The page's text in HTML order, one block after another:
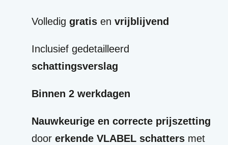
Volledig gratis en vrijblijvend
Inclusief gedetailleerd
schattingsverslag
Binnen 2 werkdagen
Nauwkeurige en correcte prijszetting
door erkende VLABEL schatters met